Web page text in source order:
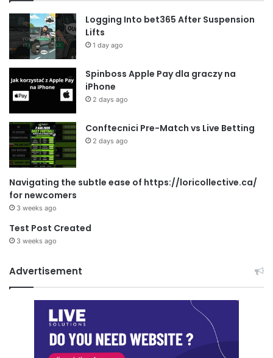
Logging Into bet365 After Suspension
Lifts
1 day ago
Spinboss Apple Pay dla graczy na
iPhone
2 days ago
Conftecnici Pre-Match vs Live Betting
2 days ago
Navigating the subtle ease of https://loricollective.ca/
for newcomers
3 weeks ago
Test Post Created
3 weeks ago
Advertisement